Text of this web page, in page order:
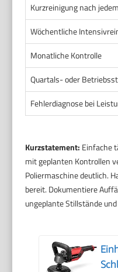
Kurzreinigung nach
Wöchentliche
Monatliche Kontrolle
Quartals- oder
Fehlerdiagnose bei
Kurzstatement: Einfache
mit geplanten Kontrollen
Poliermaschine deutlich.
bereit. Dokumentiere
ungeplante Stillstände